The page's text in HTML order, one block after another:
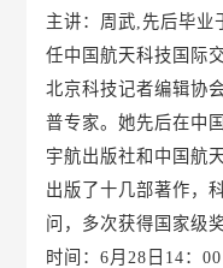
主讲：周武,先后毕业
任中国航天科技国际
北京科技记者编辑协
普专家。她先后在中
宇航出版社和中国航
出版了十几部著作，
问，多次获得国家级奖
时间：6月28日14：00